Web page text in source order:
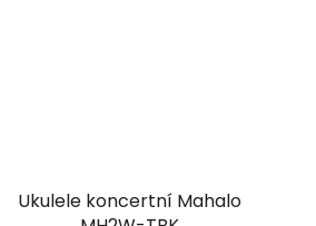
Ukulele koncertní Mahalo